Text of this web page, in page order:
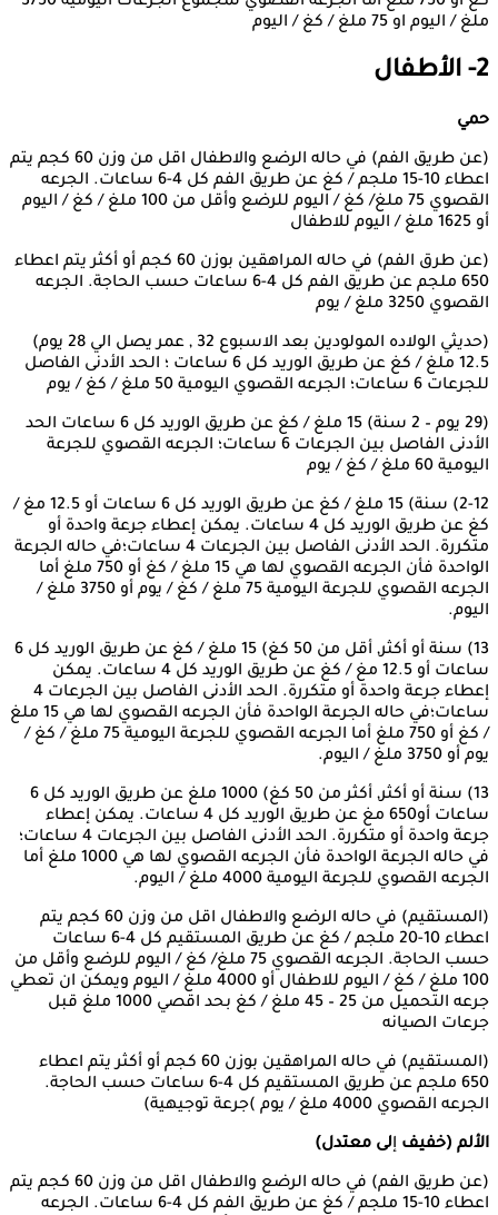
ملغ / اليوم او 75 ملغ / كغ / اليوم
2- الأطفال
حمي
(عن طريق الفم) في حاله الرضع والاطفال اقل من وزن 60 كجم يتم
اعطاء 10-15 ملجم / كغ عن طريق الفم كل 4-6 ساعات. الجرعه
القصوي 75 ملغ/ كغ / اليوم للرضع وأقل من 100 ملغ / كغ / اليوم
أو 1625 ملغ / اليوم للاطفال
(عن طرق الفم) في حاله المراهقين بوزن 60 كجم أو أكثر يتم اعطاء
650 ملجم عن طريق الفم كل 4-6 ساعات حسب الحاجة. الجرعه
القصوي 3250 ملغ / يوم
(حديثي الولاده المولودين بعد الاسبوع 32 , عمر يصل الي 28 يوم)
12.5 ملغ / كغ عن طريق الوريد كل 6 ساعات ؛ الحد الأدنى الفاصل
للجرعات 6 ساعات؛ الجرعه القصوي اليومية 50 ملغ / كغ / يوم
(29 يوم – 2 سنة) 15 ملغ / كغ عن طريق الوريد كل 6 ساعات الحد
الأدنى الفاصل بين الجرعات 6 ساعات؛ الجرعه القصوي للجرعة
اليومية 60 ملغ / كغ / يوم
2-12) سنة) 15 ملغ / كغ عن طريق الوريد كل 6 ساعات أو 12.5 مغ /
كغ عن طريق الوريد كل 4 ساعات. يمكن إعطاء جرعة واحدة أو
متكررة. الحد الأدنى الفاصل بين الجرعات 4 ساعات؛في حاله الجرعة
الواحدة فأن الجرعه القصوي لها هي 15 ملغ / كغ أو 750 ملغ أما
الجرعه القصوي للجرعة اليومية 75 ملغ / كغ / يوم أو 3750 ملغ /
اليوم.
13) سنة أو أكثر, أقل من 50 كغ) 15 ملغ / كغ عن طريق الوريد كل 6
ساعات أو 12.5 مغ / كغ عن طريق الوريد كل 4 ساعات. يمكن
إعطاء جرعة واحدة أو متكررة. الحد الأدنى الفاصل بين الجرعات 4
ساعات؛في حاله الجرعة الواحدة فأن الجرعه القصوي لها هي 15 ملغ
/ كغ أو 750 ملغ أما الجرعه القصوي للجرعة اليومية 75 ملغ / كغ /
يوم أو 3750 ملغ / اليوم.
13) سنة أو أكثر, أكثر من 50 كغ) 1000 ملغ عن طريق الوريد كل 6
ساعات أو650 مغ عن طريق الوريد كل 4 ساعات. يمكن إعطاء
جرعة واحدة أو متكررة. الحد الأدنى الفاصل بين الجرعات 4 ساعات؛
في حاله الجرعة الواحدة فأن الجرعه القصوي لها هي 1000 ملغ أما
الجرعه القصوي للجرعة اليومية 4000 ملغ / اليوم.
(المستقيم) في حاله الرضع والاطفال اقل من وزن 60 كجم يتم
اعطاء 10-20 ملجم / كغ عن طريق المستقيم كل 4-6 ساعات
حسب الحاجة. الجرعه القصوي 75 ملغ/ كغ / اليوم للرضع وأقل من
100 ملغ / كغ / اليوم للاطفال أو 4000 ملغ / اليوم ويمكن ان تعطي
جرعه التحميل من 25 – 45 ملغ / كغ بحد اقصي 1000 ملغ قبل
جرعات الصيانه
(المستقيم) في حاله المراهقين بوزن 60 كجم أو أكثر يتم اعطاء
650 ملجم عن طريق المستقيم كل 4-6 ساعات حسب الحاجة.
الجرعه القصوي 4000 ملغ / يوم )جرعة توجيهية)
الألم (خفيف إلى معتدل)
(عن طريق الفم) في حاله الرضع والاطفال اقل من وزن 60 كجم يتم
اعطاء 10-15 ملجم / كغ عن طريق الفم كل 4-6 ساعات. الجرعه